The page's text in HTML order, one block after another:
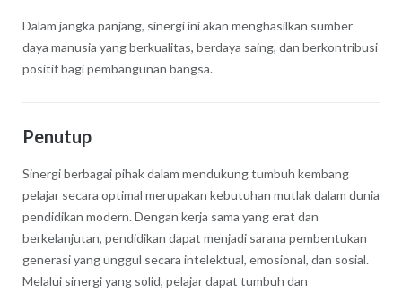
Dalam jangka panjang, sinergi ini akan menghasilkan sumber
daya manusia yang berkualitas, berdaya saing, dan berkontribusi
positif bagi pembangunan bangsa.
Penutup
Sinergi berbagai pihak dalam mendukung tumbuh kembang
pelajar secara optimal merupakan kebutuhan mutlak dalam dunia
pendidikan modern. Dengan kerja sama yang erat dan
berkelanjutan, pendidikan dapat menjadi sarana pembentukan
generasi yang unggul secara intelektual, emosional, dan sosial.
Melalui sinergi yang solid, pelajar dapat tumbuh dan